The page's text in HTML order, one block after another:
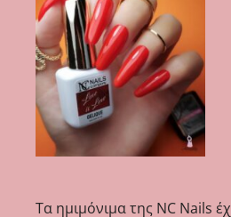
Τα ημιμόνιμα της NC Nails